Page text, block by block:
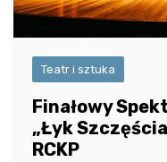
Teatr i sztuka
Finałowy
„Łyk
RCKP